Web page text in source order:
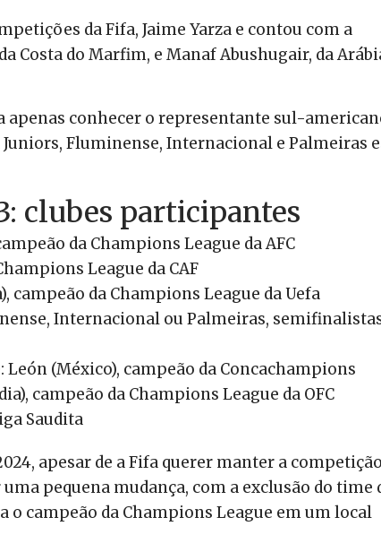
da Fifa, Jaime Yarza e contou com a
Costa do Marfim, e Manaf Abushugair, da
apenas conhecer o representante sul-
Juniors, Fluminense, Internacional e Palmeiras
clubes participantes
da Champions League da AFC
League da CAF
campeão da Champions League da Uefa
Internacional ou Palmeiras,
: León (México), campeão da Concachampions
campeão da Champions League da OFC
Saudita
apesar de a Fifa querer manter a competição
pequena mudança, com a exclusão do time
o campeão da Champions League em um local